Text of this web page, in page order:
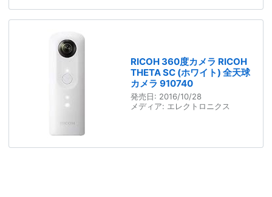
RICOH 360度カメラ RICOH
THETA SC (ホワイト) 全天球
カメラ 910740
発売日: 2016/10/28
メディア: エレクトロニクス